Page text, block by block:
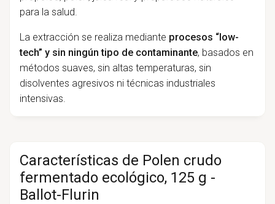
para la salud.
La extracción se realiza mediante procesos “low-
tech” y sin ningún tipo de contaminante, basados en
métodos suaves, sin altas temperaturas, sin
disolventes agresivos ni técnicas industriales
intensivas.
Características de Polen crudo
fermentado ecológico, 125 g -
Ballot-Flurin